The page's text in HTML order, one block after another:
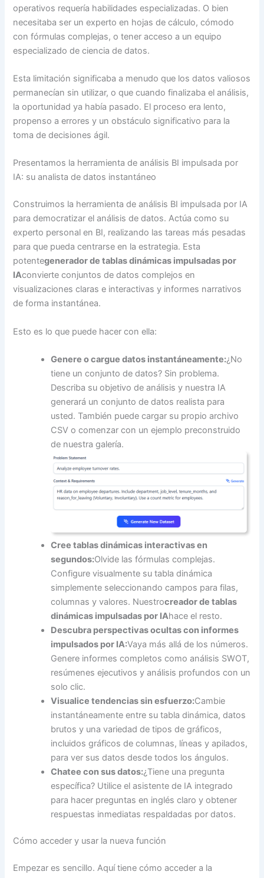
operativos requería habilidades especializadas. O bien
necesitaba ser un experto en hojas de cálculo, cómodo
con fórmulas complejas, o tener acceso a un equipo
especializado de ciencia de datos.
Esta limitación significaba a menudo que los datos valiosos
permanecían sin utilizar, o que cuando finalizaba el análisis,
la oportunidad ya había pasado. El proceso era lento,
propenso a errores y un obstáculo significativo para la
toma de decisiones ágil.
Presentamos la herramienta de análisis BI impulsada por
IA: su analista de datos instantáneo
Construimos la herramienta de análisis BI impulsada por IA
para democratizar el análisis de datos. Actúa como su
experto personal en BI, realizando las tareas más pesadas
para que pueda centrarse en la estrategia. Esta
potentegenerador de tablas dinámicas impulsadas por
IAconvierte conjuntos de datos complejos en
visualizaciones claras e interactivas y informes narrativos
de forma instantánea.
Esto es lo que puede hacer con ella:
Genere o cargue datos instantáneamente:¿No
tiene un conjunto de datos? Sin problema.
Describa su objetivo de análisis y nuestra IA
generará un conjunto de datos realista para
usted. También puede cargar su propio archivo
CSV o comenzar con un ejemplo preconstruido
de nuestra galería.
Cree tablas dinámicas interactivas en
segundos:Olvide las fórmulas complejas.
Configure visualmente su tabla dinámica
simplemente seleccionando campos para filas,
columnas y valores. Nuestrocreador de tablas
dinámicas impulsadas por IAhace el resto.
Descubra perspectivas ocultas con informes
impulsados por IA:Vaya más allá de los números.
Genere informes completos como análisis SWOT,
resúmenes ejecutivos y análisis profundos con un
solo clic.
Visualice tendencias sin esfuerzo:Cambie
instantáneamente entre su tabla dinámica, datos
brutos y una variedad de tipos de gráficos,
incluidos gráficos de columnas, líneas y apilados,
para ver sus datos desde todos los ángulos.
Chatee con sus datos:¿Tiene una pregunta
específica? Utilice el asistente de IA integrado
para hacer preguntas en inglés claro y obtener
respuestas inmediatas respaldadas por datos.
Cómo acceder y usar la nueva función
Empezar es sencillo. Aquí tiene cómo acceder a la